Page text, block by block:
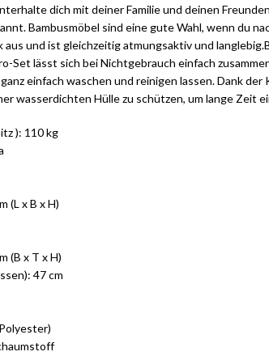
dich mit deiner Familie und deinen
Bambusmöbel sind eine gute Wahl, wenn du
aus und ist gleichzeitig atmungsaktiv und
Set lässt sich bei Nichtgebrauch einfach
einfach waschen und reinigen lassen. Dank
wasserdichten Hülle zu schützen, um lange Zeit
): 110 kg
(L x B x H)
(B x T x H)
47 cm